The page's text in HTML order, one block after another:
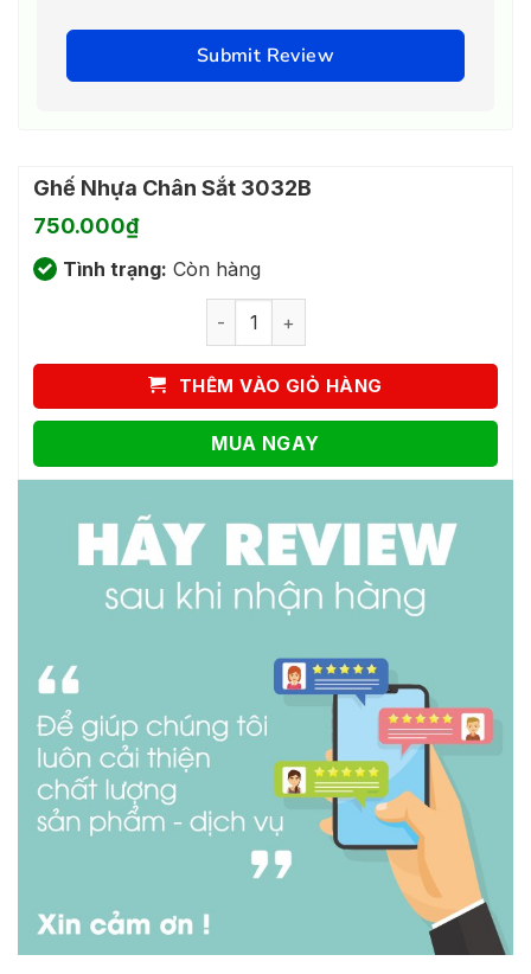
Submit Review
Ghế Nhựa Chân Sắt 3032B
750.000₫
Tình trạng: Còn hàng
Ghế Nhựa Chân Sắt 3032B số lượng
THÊM VÀO GIỎ HÀNG
MUA NGAY